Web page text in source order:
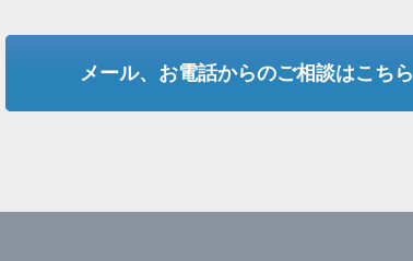
メール、お電話からのご相談はこちら